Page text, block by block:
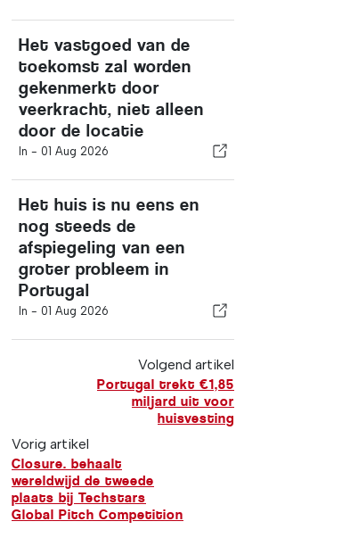
Het vastgoed van de
toekomst zal worden
gekenmerkt door
veerkracht, niet alleen
door de locatie
In - 01 Aug 2026
Het huis is nu eens en
nog steeds de
afspiegeling van een
groter probleem in
Portugal
In - 01 Aug 2026
Volgend artikel
Portugal trekt €1,85
miljard uit voor
huisvesting
Vorig artikel
Closure. behaalt
wereldwijd de tweede
plaats bij Techstars
Global Pitch Competition